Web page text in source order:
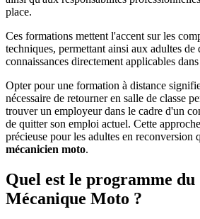
place.
Ces formations mettent l'accent sur les
techniques, permettant ainsi aux adultes de
connaissances directement applicables
Opter pour une formation à distance
nécessaire de retourner en salle de classe
trouver un employeur dans le cadre d'un
de quitter son emploi actuel. Cette
précieuse pour les adultes en reconversion
mécanicien moto.
Quel est le programme du
Mécanique Moto ?